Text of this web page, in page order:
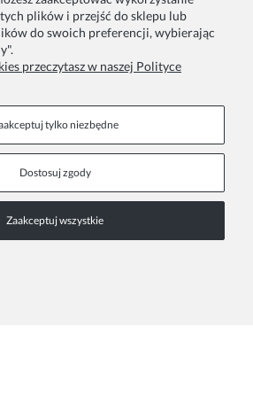
Blog
Zainspiruj się
Kontakt
Pn. - Pt. 9:00 - 15:00
plików i przejść do sklepu lub
do swoich preferencji, wybierając
przeczytasz w naszej Polityce
tylko niezbędne
Dostosuj zgody
Zaakceptuj wszystkie